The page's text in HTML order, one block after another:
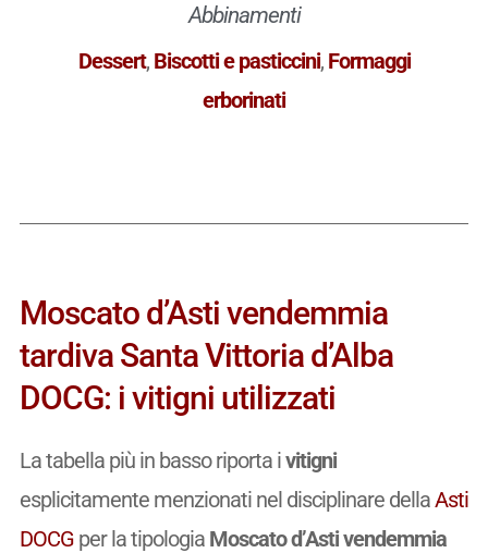
Abbinamenti
Dessert, Biscotti e pasticcini, Formaggi
erborinati
Moscato d’Asti vendemmia
tardiva Santa Vittoria d’Alba
DOCG: i vitigni utilizzati
La tabella più in basso riporta ivitigni
esplicitamente menzionati nel disciplinare dellaAsti
DOCGper la tipologia Moscato d’Asti vendemmia